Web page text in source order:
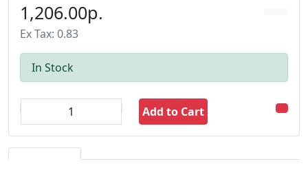
1,206.00р.
Ex Tax: 0.83
In Stock
Add to Cart